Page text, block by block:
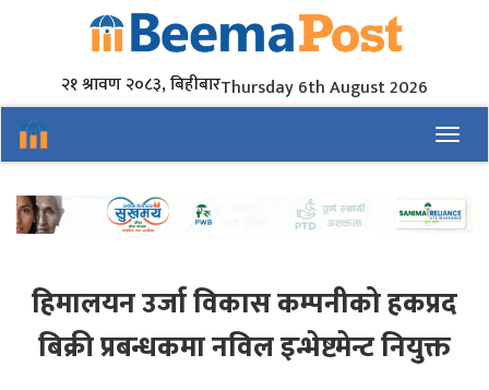
२१ श्रावण २०८३, बिहीबारThursday 6th August 2026
हिमालयन उर्जा विकास कम्पनीको हकप्रद
बिक्री प्रबन्धकमा नविल इन्भेष्टमेन्ट नियुक्त